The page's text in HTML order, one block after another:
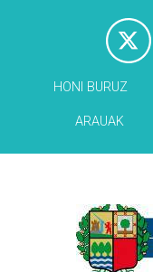
HONI BURUZ
ARAUAK